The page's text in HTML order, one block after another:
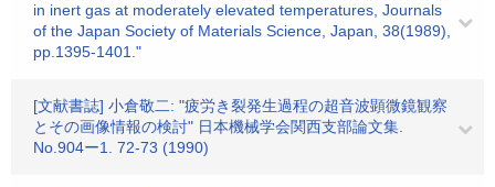
in inert gas at moderately elevated temperatures, Journals
of the Japan Society of Materials Science, Japan, 38(1989),
pp.1395-1401."
[文献書誌] 小倉敬二: "疲労き裂発生過程の超音波顕微鏡観察
とその画像情報の検討" 日本機械学会関西支部論文集.
No.904ー1. 72-73 (1990)